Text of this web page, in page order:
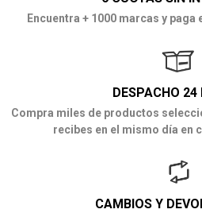
Encuentra + 1000 marcas y
DESPACHO 24
Compra miles de productos
recibes en el mismo día en
CAMBIOS Y